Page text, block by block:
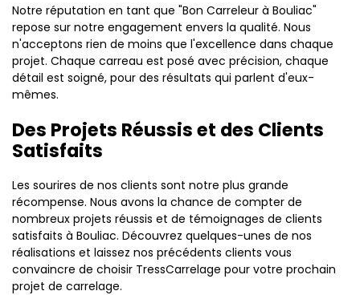
Notre réputation en tant que "Bon Carreleur à Bouliac"
repose sur notre engagement envers la qualité. Nous
n'acceptons rien de moins que l'excellence dans chaque
projet. Chaque carreau est posé avec précision, chaque
détail est soigné, pour des résultats qui parlent d'eux-
mêmes.
Des Projets Réussis et des Clients
Satisfaits
Les sourires de nos clients sont notre plus grande
récompense. Nous avons la chance de compter de
nombreux projets réussis et de témoignages de clients
satisfaits à Bouliac. Découvrez quelques-unes de nos
réalisations et laissez nos précédents clients vous
convaincre de choisir TressCarrelage pour votre prochain
projet de carrelage.